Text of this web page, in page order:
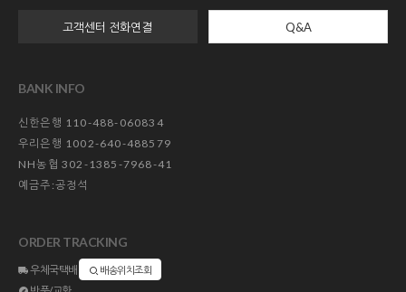
고객센터 전화연결 Q&A
BANK INFO
신한은행 110-488-060834
우리은행 1002-640-488579
NH농협 302-1385-7968-41
예금주:공정석
ORDER TRACKING
우체국택배 배송위치조회